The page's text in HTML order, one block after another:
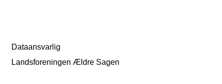
Dataansvarlig
Landsforeningen Ældre Sagen